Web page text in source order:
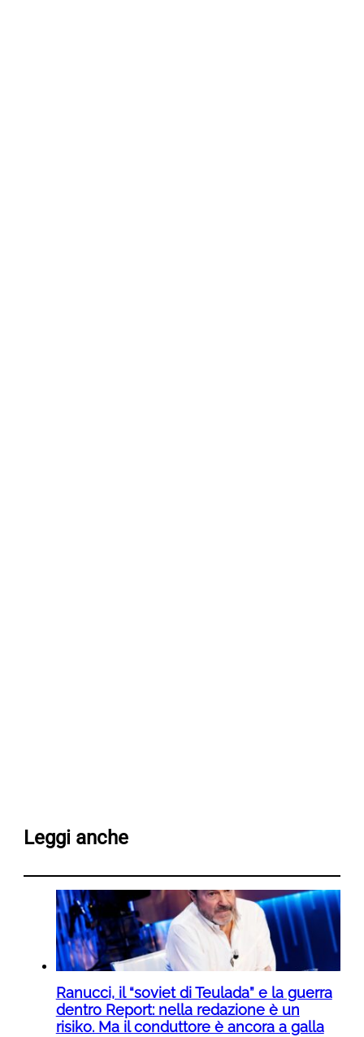
Leggi anche
Ranucci, il “soviet di Teulada” e la guerra
dentro Report: nella redazione è un
risiko. Ma il conduttore è ancora a galla